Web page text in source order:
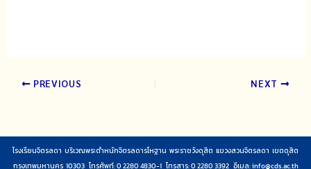
PREVIOUS NEXT
โรงเรียนจิตรลดา บริเวณพระตำหนักจิตรลดารโหฐาน พระราชวังดุสิต แขวงสวนจิตรลดา เขตดุสิต
กรุงเทพมหานคร 10303 โทรศัพท์: 0 2280 4830-1 โทรสาร: 0 2280 3392 อีเมล:info@cds.ac.th